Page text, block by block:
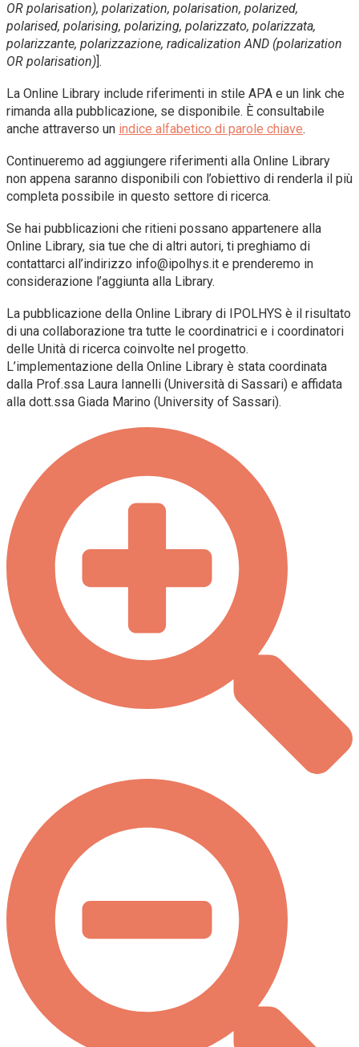
OR polarisation), polarization, polarisation, polarized,
polarised, polarising, polarizing, polarizzato, polarizzata,
polarizzante, polarizzazione, radicalization AND (polarization
OR polarisation) ].
La Online Library include riferimenti in stile APA e un link che
rimanda alla pubblicazione, se disponibile. È consultabile
anche attraverso un indice alfabetico di parole chiave.
Continueremo ad aggiungere riferimenti alla Online Library
non appena saranno disponibili con l’obiettivo di renderla il più
completa possibile in questo settore di ricerca.
Se hai pubblicazioni che ritieni possano appartenere alla
Online Library, sia tue che di altri autori, ti preghiamo di
contattarci all’indirizzo info@ipolhys.it e prenderemo in
considerazione l’aggiunta alla Library.
La pubblicazione della Online Library di IPOLHYS è il risultato
di una collaborazione tra tutte le coordinatrici e i coordinatori
delle Unità di ricerca coinvolte nel progetto.
L’implementazione della Online Library è stata coordinata
dalla Prof.ssa Laura Iannelli (Università di Sassari) e affidata
alla dott.ssa Giada Marino (University of Sassari).